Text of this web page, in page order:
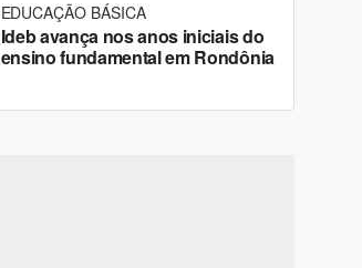
EDUCAÇÃO BÁSICA
Ideb avança nos anos iniciais do
ensino fundamental em Rondônia